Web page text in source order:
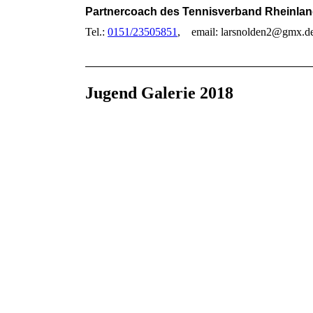
Partnercoach des Tennisverband
Tel.: 0151/23505851 , email:
Jugend Galerie 2018